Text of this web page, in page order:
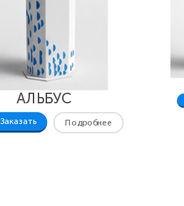
АЛЬБУС
Заказать Подробнее